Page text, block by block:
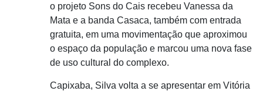
o projeto Sons do Cais recebeu Vanessa da
Mata e a banda Casaca, também com entrada
gratuita, em uma movimentação que aproximou
o espaço da população e marcou uma nova fase
de uso cultural do complexo.
Capixaba, Silva volta a se apresentar em Vitória